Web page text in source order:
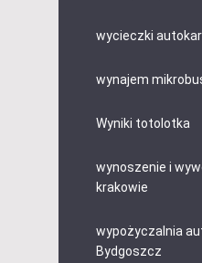
wycieczki
wynajem
Wyniki totolotka
wynoszenie i
krakowie
wypożyczalnia
Bydgoszcz